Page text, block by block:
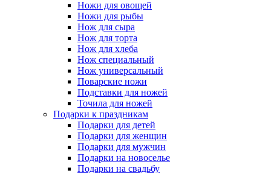
Ножи для овощей
Ножи для рыбы
Нож для сыра
Нож для торта
Нож для хлеба
Нож специальный
Нож универсальный
Поварские ножи
Подставки для ножей
Точила для ножей
Подарки к праздникам
Подарки для детей
Подарки для женщин
Подарки для мужчин
Подарки на новоселье
Подарки на свадьбу